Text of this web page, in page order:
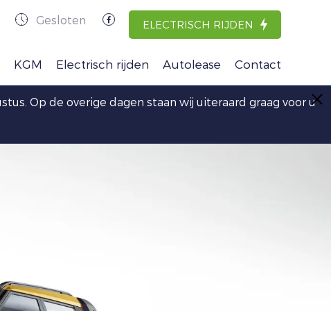
Op de overige dagen staan wij uiteraard graag voor u
Gesloten ELECTRISCH RIJDEN
KGM Electrisch rijden Autolease Contact